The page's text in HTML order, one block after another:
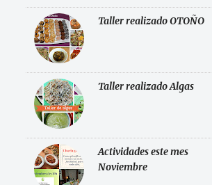
Taller realizado OTOÑO
Taller realizado Algas
Actividades este mes
Noviembre